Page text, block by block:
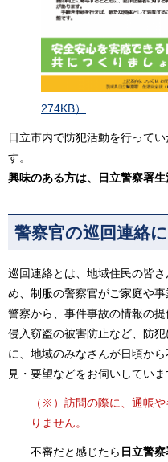
274KB）
日立市内で防犯活動を行って
す。
興味のある方は、日立警察署生
警察官の巡回連絡
巡回連絡とは、地域住民の皆
め、制服の警察官がご家庭や事
警察から、事件事故の情報の
侵入窃盗の被害防止など、防
に、地域のみなさんが日頃か
見・要望などをお伺いしていま
（※）訪問の際に、通帳
りません。
不審だと感じたら 日立警